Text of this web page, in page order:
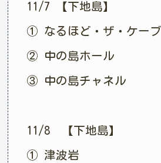
11/7 【下地島】
① なるほど・ザ・ケーブ
② 中の島ホール
③ 中の島チャネル
11/8 【下地島】
① 津波岩